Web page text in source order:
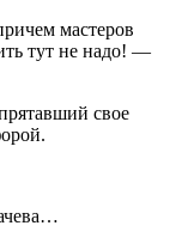
мастеров
тут не надо! —
свое